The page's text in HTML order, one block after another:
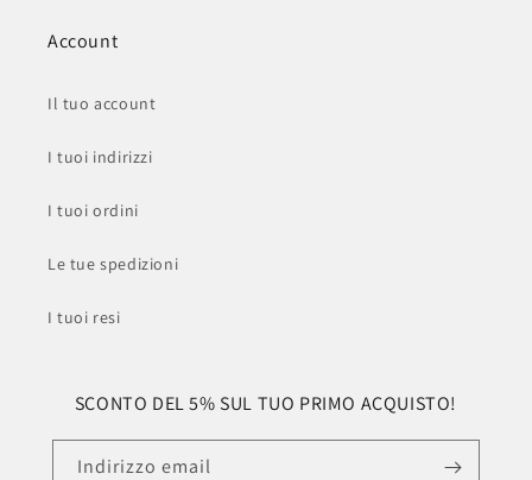
Account
Il tuo account
I tuoi indirizzi
I tuoi ordini
Le tue spedizioni
I tuoi resi
SCONTO DEL 5% SUL TUO PRIMO ACQUISTO!
Indirizzo email